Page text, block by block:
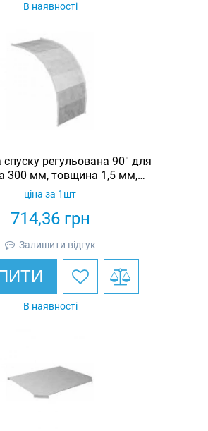
В наявності
регульована 90° для
300 мм, товщина 1,5 мм,
Eurotray
714,36грн
ціна за 1шт
Залишити відгук
В наявності